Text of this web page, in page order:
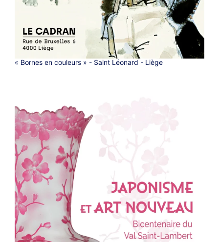
« Bornes en couleurs » - Saint Léonard - Liège